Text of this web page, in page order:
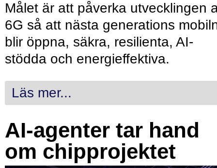
Målet är att påverka utvecklingen
6G så att nästa generations
blir öppna, säkra, resilienta, AI-
stödda och energieffektiva.
Läs mer...
AI-agenter tar hand
om chipprojektet